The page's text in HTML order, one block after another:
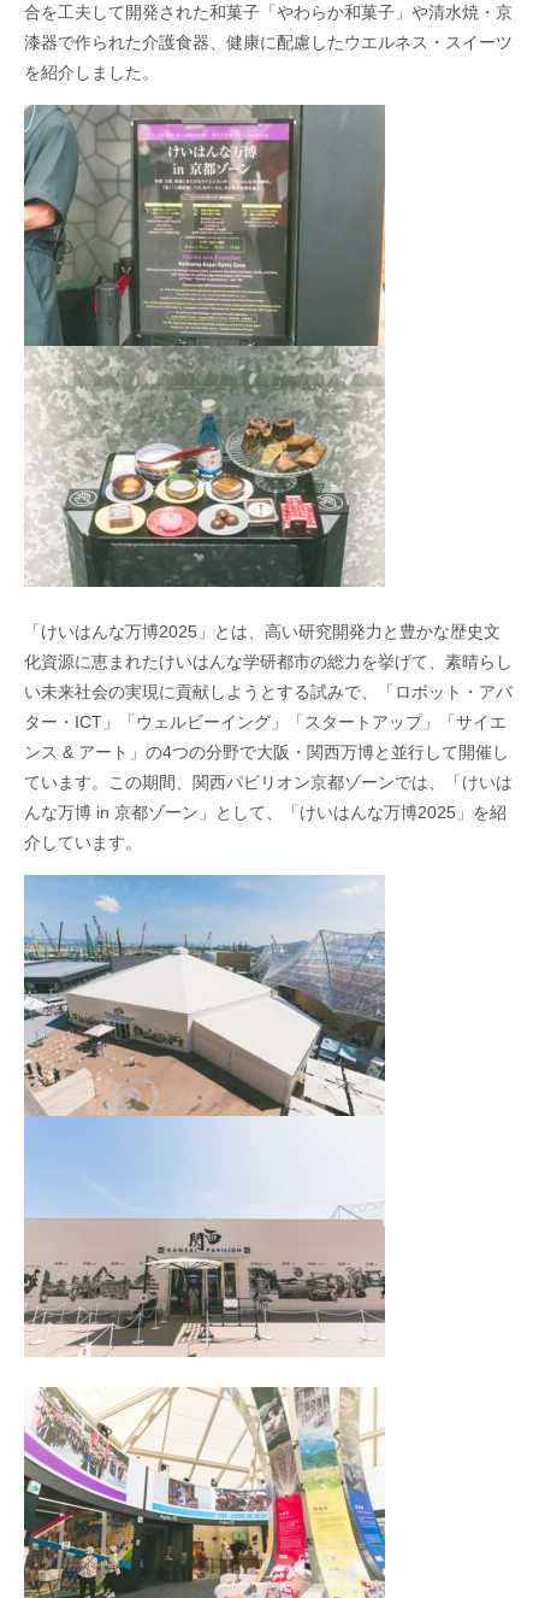
合を工夫して開発された和菓子「やわらか和菓子」や清水焼・京
漆器で作られた介護食器、健康に配慮したウエルネス・スイーツ
を紹介しました。
「けいはんな万博2025」とは、高い研究開発力と豊かな歴史文
化資源に恵まれたけいはんな学研都市の総力を挙げて、素晴らし
い未来社会の実現に貢献しようとする試みで、「ロボット・アバ
ター・ICT」「ウェルビーイング」「スタートアップ」「サイエ
ンス & アート」の4つの分野で大阪・関西万博と並行して開催し
ています。この期間、関西パビリオン京都ゾーンでは、「けいは
んな万博 in 京都ゾーン」として、「けいはんな万博2025」を紹
介しています。